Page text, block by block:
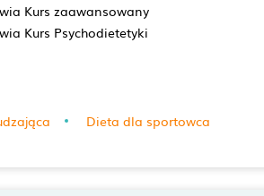
Kurs zaawansowany
Kurs Psychodietetyki
Dieta dla sportowca